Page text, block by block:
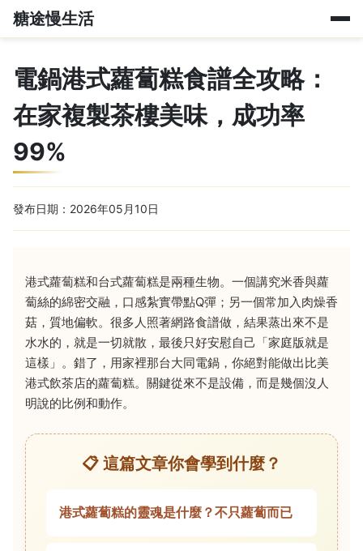
糖途慢生活
電鍋港式蘿蔔糕食譜全攻略：
在家複製茶樓美味，成功率
99%
發布日期：2026年05月10日
港式蘿蔔糕和台式蘿蔔糕是兩種生物。一個講究米香與蘿
蔔絲的綿密交融，口感紮實帶點Q彈；另一個常加入肉燥香
菇，質地偏軟。很多人照著網路食譜做，結果蒸出來不是
水水的，就是一切就散，最後只好安慰自己「家庭版就是
這樣」。錯了，用家裡那台大同電鍋，你絕對能做出比美
港式飲茶店的蘿蔔糕。關鍵從來不是設備，而是幾個沒人
明說的比例和動作。
📋 這篇文章你會學到什麼？
港式蘿蔔糕的靈魂是什麼？不只蘿蔔而已